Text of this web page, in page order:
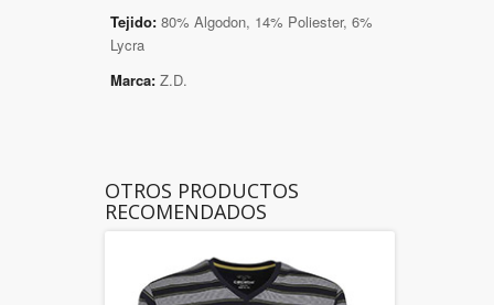
Tejido: 80% Algodon, 14% Poliester, 6%
Lycra
Marca: Z.D.
OTROS PRODUCTOS
RECOMENDADOS